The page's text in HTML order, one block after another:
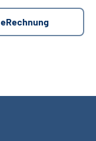
eRechnung